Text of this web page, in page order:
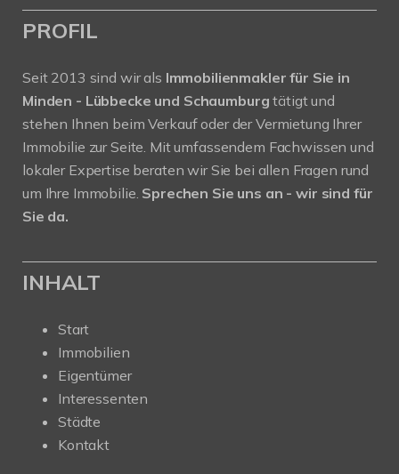
PROFIL
Seit 2013 sind wir als Immobilienmakler für Sie in
Minden - Lübbecke und Schaumburgtätigt und
stehen Ihnen beim Verkauf oder der Vermietung Ihrer
Immobilie zur Seite. Mit umfassendem Fachwissen und
lokaler Expertise beraten wir Sie bei allen Fragen rund
um Ihre Immobilie. Sprechen Sie uns an - wir sind für
Sie da.
INHALT
Start
Immobilien
Eigentümer
Interessenten
Städte
Kontakt